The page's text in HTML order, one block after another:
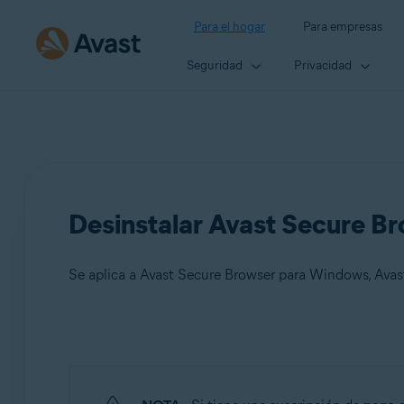
Para el hogar Para empresas
Seguridad Privacidad
Desinstalar Avast Secure
Avast Secure Browser 121.x para Mac